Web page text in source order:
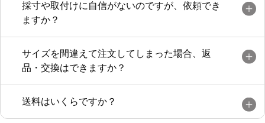
採寸や取付けに自信がないのですが、依頼でき
ますか？
サイズを間違えて注文してしまった場合、返
品・交換はできますか？
送料はいくらですか？